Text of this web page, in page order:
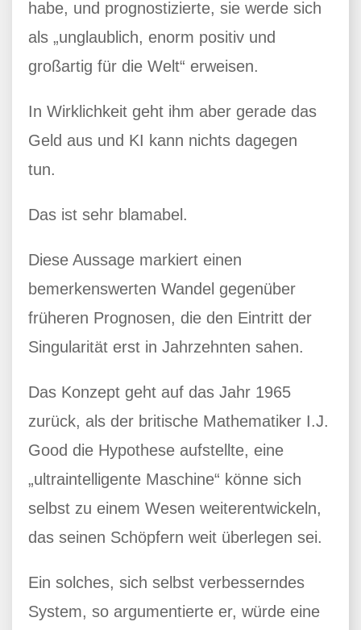
habe, und prognostizierte, sie werde sich
als „unglaublich, enorm positiv und
großartig für die Welt“ erweisen.
In Wirklichkeit geht ihm aber gerade das
Geld aus und KI kann nichts dagegen
tun.
Das ist sehr blamabel.
Diese Aussage markiert einen
bemerkenswerten Wandel gegenüber
früheren Prognosen, die den Eintritt der
Singularität erst in Jahrzehnten sahen.
Das Konzept geht auf das Jahr 1965
zurück, als der britische Mathematiker I.J.
Good die Hypothese aufstellte, eine
„ultraintelligente Maschine“ könne sich
selbst zu einem Wesen weiterentwickeln,
das seinen Schöpfern weit überlegen sei.
Ein solches, sich selbst verbesserndes
System, so argumentierte er, würde eine